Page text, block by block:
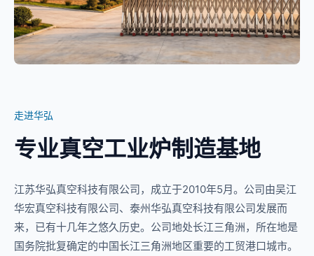
走进华弘
专业真空工业炉制造基地
江苏华弘真空科技有限公司，成立于2010年5月。公司由吴江
华宏真空科技有限公司、泰州华弘真空科技有限公司发展而
来，已有十几年之悠久历史。公司地处长江三角洲，所在地是
国务院批复确定的中国长江三角洲地区重要的工贸港口城市。